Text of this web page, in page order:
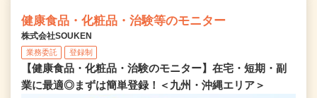
健康食品・化粧品・治験等のモニター
株式会社SOUKEN
業務委託 登録制
【健康食品・化粧品・治験のモニター】在宅・短期・副
業に最適◎まずは簡単登録！＜九州・沖縄エリア＞